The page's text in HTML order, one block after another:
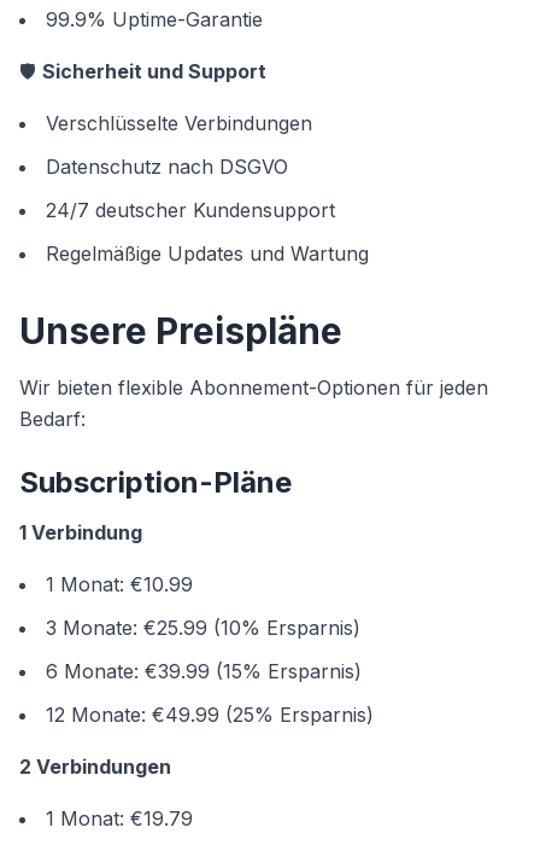
99.9% Uptime-Garantie
🛡️ Sicherheit und Support
Verschlüsselte Verbindungen
Datenschutz nach DSGVO
24/7 deutscher Kundensupport
Regelmäßige Updates und Wartung
Unsere Preispläne
Wir bieten flexible Abonnement-Optionen für jeden
Bedarf:
Subscription-Pläne
1 Verbindung
1 Monat: €10.99
3 Monate: €25.99 (10% Ersparnis)
6 Monate: €39.99 (15% Ersparnis)
12 Monate: €49.99 (25% Ersparnis)
2 Verbindungen
1 Monat: €19.79